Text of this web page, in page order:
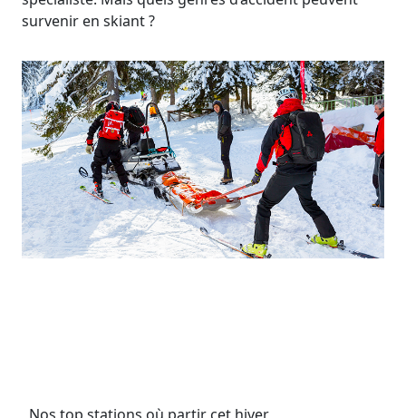
survenir en skiant ?